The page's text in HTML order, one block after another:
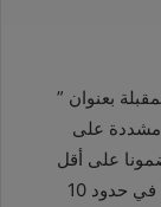
بعنوان ”
مشددة على
على أقل
تقدير، وأن يكون وقت الخطبتين الأولى والثانية في حدود 10